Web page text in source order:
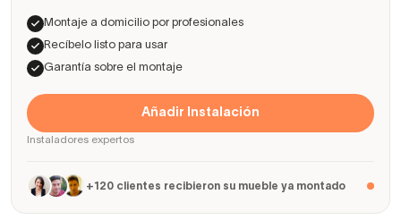
Montaje a domicilio por profesionales
Recíbelo listo para usar
Garantía sobre el montaje
Añadir Instalación
Instaladores expertos
+120 clientes recibieron su mueble ya montado